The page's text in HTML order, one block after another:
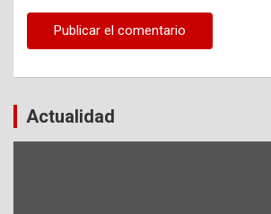
Actualidad